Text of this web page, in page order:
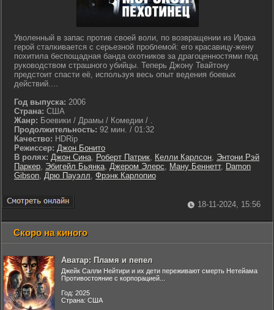
Уволенный в запас против своей воли, по возвращении из Ирака
герой сталкивается с серьезной проблемой: его красавицу-жену
похитила беспощадная банда охотников за драгоценностями под
руководством страшного убийцы. Теперь Джону Твайтону
предстоит спасти её, используя весь опыт ведения боевых
действий....
Год выпуска: 2006
Страна: США
Жанр: Боевики / Драмы / Комедии / .
Продолжительность: 92 мин. / 01:32
Качество: HDRip
Режиссер: Джон Бонито
В ролях: Джон Сина, Роберт Патрик, Келли Карлсон, Энтони Рэй
Паркер, Эбигейл Бьянка, Джером Элерс, Ману Беннетт, Damon
Gibson, Дрю Пауэлл, Фрэнк Карлопио
18-11-2024, 15:56
Скоро на киного
Аватар: Пламя и пепел
Джейк Салли Нейтири и их дети переживают смерть Нетейама
Противостояние с корпорацией...
Год: 2025
Страна: США